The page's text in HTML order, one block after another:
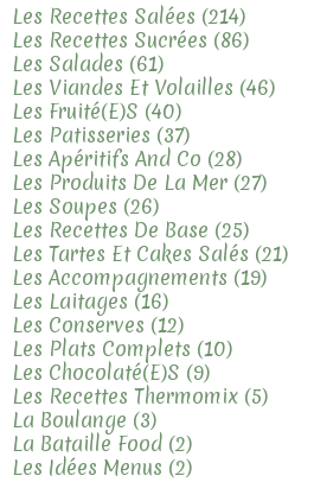
Les Recettes Salées (214)
Les Recettes Sucrées (86)
Les Salades (61)
Les Viandes Et Volailles (46)
Les Fruité(e)s (40)
Les Patisseries (37)
Les Apéritifs And Co (28)
Les Produits De La Mer (27)
Les Soupes (26)
Les Recettes De Base (25)
Les Tartes Et Cakes Salés (21)
Les Accompagnements (19)
Les Laitages (16)
Les Conserves (12)
Les Plats Complets (10)
Les Chocolaté(e)s (9)
Les Recettes Thermomix (5)
La Boulange (3)
La Bataille Food (2)
Les Idées Menus (2)